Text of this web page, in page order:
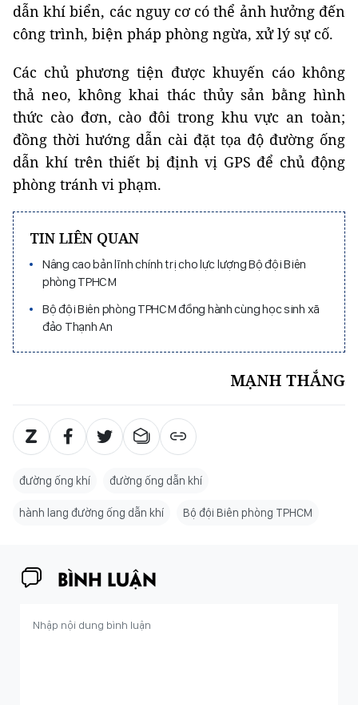
dẫn khí biển, các nguy cơ có thể ảnh hưởng đến
công trình, biện pháp phòng ngừa, xử lý sự cố.
Các chủ phương tiện được khuyến cáo không
thả neo, không khai thác thủy sản bằng hình
thức cào đơn, cào đôi trong khu vực an toàn;
đồng thời hướng dẫn cài đặt tọa độ đường ống
dẫn khí trên thiết bị định vị GPS để chủ động
phòng tránh vi phạm.
TIN LIÊN QUAN
Nâng cao bản lĩnh chính trị cho lực lượng Bộ đội Biên
phòng TPHCM
Bộ đội Biên phòng TPHCM đồng hành cùng học sinh xã
đảo Thạnh An
MẠNH THẮNG
đường ống khí đường ống dẫn khí
hành lang đường ống dẫn khí Bộ đội Biên phòng TPHCM
BÌNH LUẬN